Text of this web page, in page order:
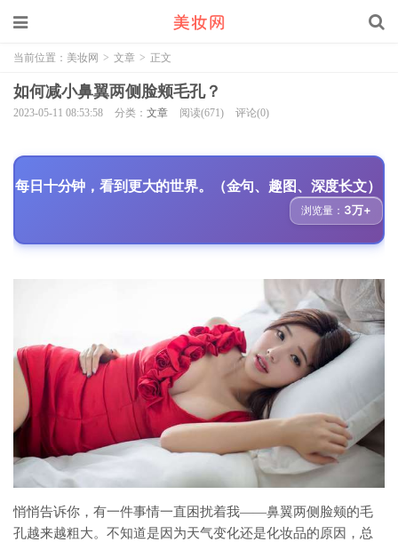
当前位置： 美妆网 > 文章 > 正文
如何减小鼻翼两侧脸颊毛孔？
2023-05-11 08:53:58 分类： 文章 阅读(671) 评论(0)
每日十分钟，看到更大的世界。（金句、趣图、深度长文）
浏览量： 3万+
悄悄告诉你，有一件事情一直困扰着我——鼻翼两侧脸颊的毛
孔越来越粗大。不知道是因为天气变化还是化妆品的原因，总